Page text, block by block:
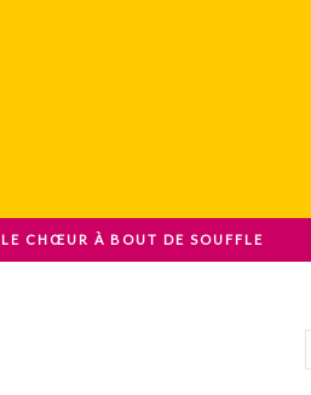
LE CHŒUR À BOUT DE SOUFFLE